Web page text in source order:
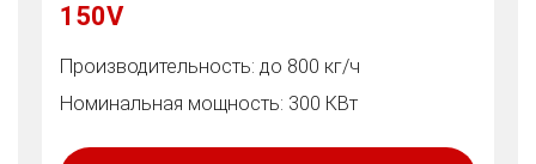
150V
Производительность: до 800 кг/ч
Номинальная мощность: 300 КВт